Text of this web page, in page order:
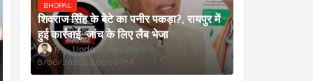
BHOPAL
शिवराज सिंह के बेटे का पनीर पकड़ा?, रायपुर में
हुई कार्रवाई, जांच के लिए लैब भेजा
Updesh Awasthee
8/06/2026 10:09:00 PM